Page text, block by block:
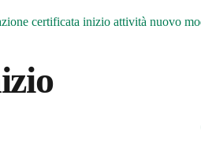
certificata inizio attività nuovo